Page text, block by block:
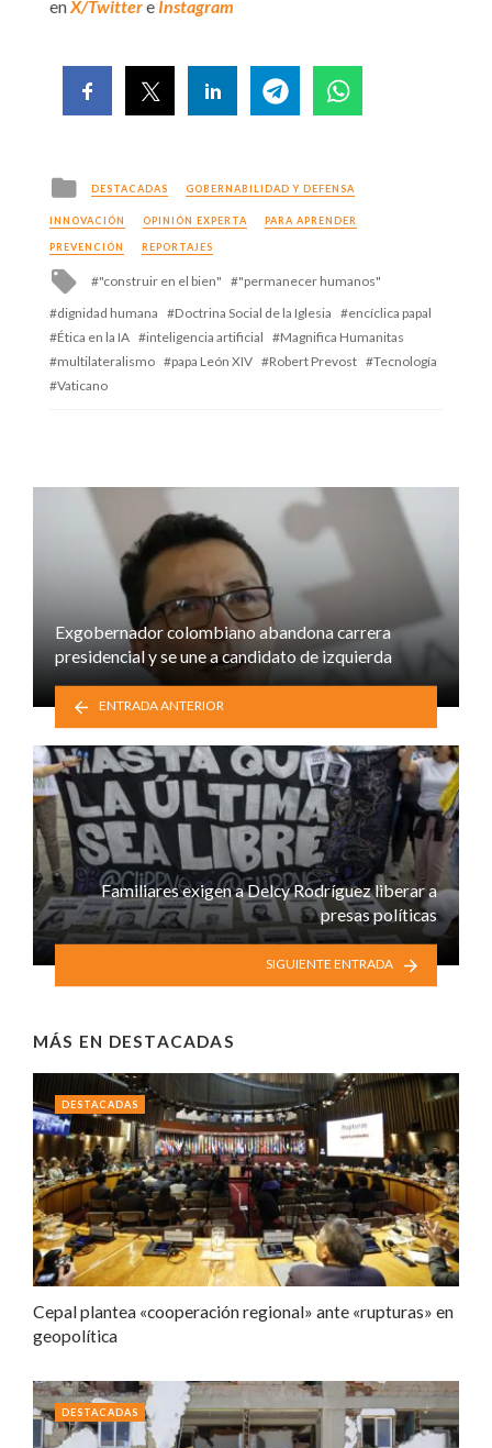
enX/Twittere Instagram
Posted
in
DESTACADAS GOBERNABILIDAD Y DEFENSA
INNOVACIÓN OPINIÓN EXPERTA PARA APRENDER
PREVENCIÓN REPORTAJES
Tagged
"construir en el bien"
"permanecer humanos"
dignidad humana
Doctrina Social de la Iglesia
encíclica papal
Ética en la IA
inteligencia artificial
Magnifica Humanitas
multilateralismo
papa León XIV Robert Prevost
Tecnología
Vaticano
Exgobernador colombiano abandona carrera
presidencial y se une a candidato de izquierda
ENTRADA ANTERIOR
Familiares exigen a Delcy Rodríguez liberar a
presas políticas
SIGUIENTE ENTRADA
MÁS EN DESTACADAS
Cepal plantea «cooperación regional» ante «rupturas» en
geopolítica
DESTACADAS
DESTACADAS